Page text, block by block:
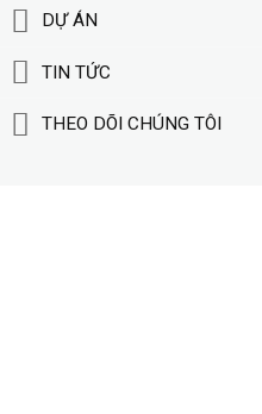
DỰ ÁN
TIN TỨC
THEO DÕI CHÚNG TÔI